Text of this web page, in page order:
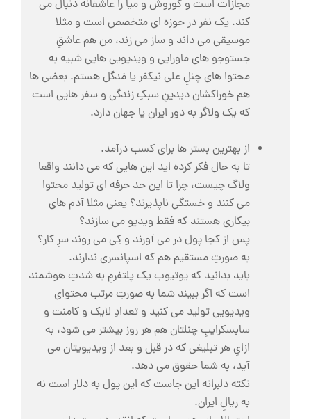
مجازات است و کوروش و میا را عاشقانه دنبال می
کند. یک نفر در حوزه ای متخصص است و مثلا
موسیقی می داند و ساز می زند، من هم عاشقِ
جستوجو های ماورایی و ویدیویی هایی شبیه به
محتوا های چنلِ علی نیکفر یا مَدگل هستم. بعضی ها
هم خوراکشان دیدینِ سبکِ زندگی و سفر هایی است
که یک ولاگر به دور ایران یا جهان دارد.
از بهترین بستر ها برای کسب درآمد.
تا به حال فکر کرده اید این هایی که می دانند واقعا
ولاگ چیست، چرا تا این حد حرفه ای تولید محتوا
می کنند و خستگی ناپذیرند؟ یعنی مثلا آدم های
بیکاری هستند که فقط ویدیو می سازند؟
پس از کجا پول در می آورند و کِی می روند سرِ کار؟
به صورتِ مستقیم هم که اسپانسری ندارند.
باید بدانید که یوتیوب یک پلتفرمِ به شدتِ هوشمند
است که اگر ببیند شما به صورتِ مرتب محتوای
ویدیویی تولید می کنید و تعدادِ لایک و کامنت و
سابسکرایبِ چنلتان هم هر روز بیشتر می شود، به
ازایِ هر تبلیغی که در قبل و بعد از ویدیویتان می
آید، به شما حقوق می دهد.
نکته دلبرانه این جاست که این پول به دلار است نه
به ریالِ ایران.